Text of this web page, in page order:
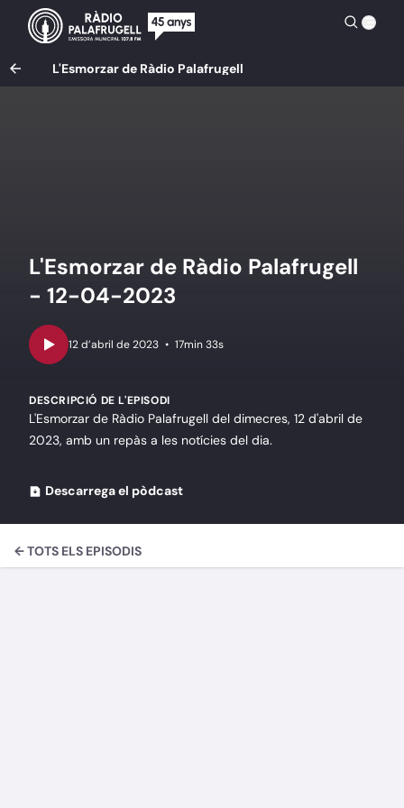
L'Esmorzar de Ràdio Palafrugell
L'Esmorzar de Ràdio Palafrugell
- 12-04-2023
• 17min 33s
DESCRIPCIÓ DE L'EPISODI
L'Esmorzar de Ràdio Palafrugell del dimecres, 12 d'abril de
2023, amb un repàs a les notícies del dia.
Descarrega el pòdcast
← TOTS ELS EPISODIS